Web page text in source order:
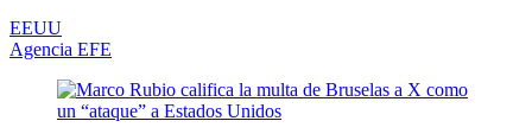
EEUU
Agencia EFE